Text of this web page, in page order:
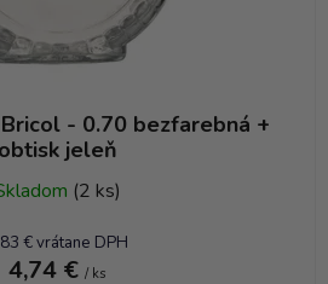
- 0.70 bezfarebná +
obtisk jeleň
(2 ks)
€ vrátane DPH
4,74 € / ks